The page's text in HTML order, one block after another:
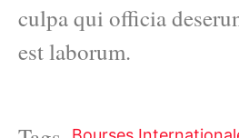
culpa qui officia
est laborum.